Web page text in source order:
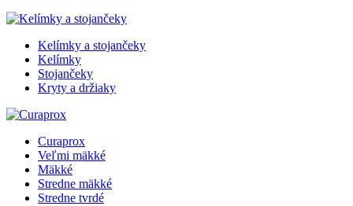
Kelímky a stojančeky
Kelímky
Stojančeky
Kryty a držiaky
Curaprox
Veľmi mäkké
Mäkké
Stredne mäkké
Stredne tvrdé